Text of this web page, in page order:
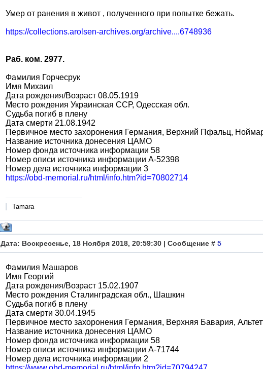
Умер от ранения в живот , полученного при попытке бежать.
https://collections.arolsen-archives.org/archive....6748936
Раб. ком. 2977.
Фамилия Горчесрук
Имя Михаил
Дата рождения/Возраст 08.05.1919
Место рождения Украинская ССР, Одесская обл.
Судьба погиб в плену
Дата смерти 21.08.1942
Первичное место захоронения Германия, Верхний Пфальц,
Название источника донесения ЦАМО
Номер фонда источника информации 58
Номер описи источника информации A-52398
Номер дела источника информации 3
https://obd-memorial.ru/html/info.htm?id=70802714
Tamara
Дата: Воскресенье, 18 Ноября 2018, 20:59:30 | Сообщение # 5
Фамилия Машаров
Имя Георгий
Дата рождения/Возраст 15.02.1907
Место рождения Сталинградская обл., Шашкин
Судьба погиб в плену
Дата смерти 30.04.1945
Первичное место захоронения Германия, Верхняя Бавария,
Название источника донесения ЦАМО
Номер фонда источника информации 58
Номер описи источника информации A-71744
Номер дела источника информации 2